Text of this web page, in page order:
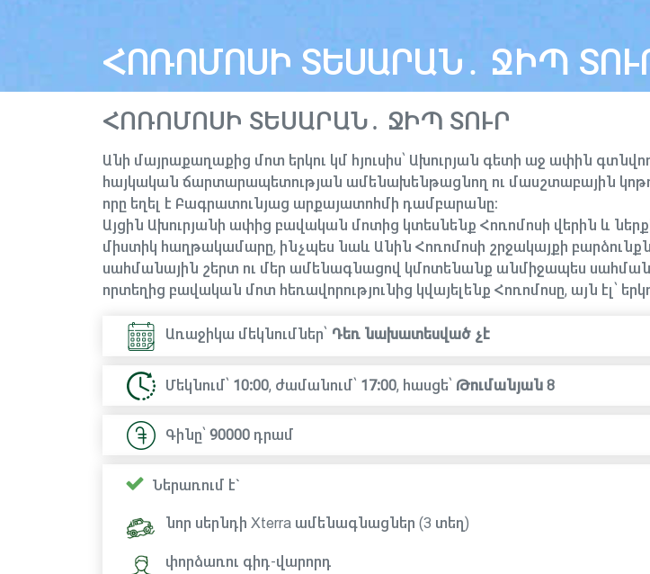
ՀՈՌՈՄՈՍԻ ՏԵՍԱՐԱՆ․ ՋԻՊ
ՀՈՌՈՄՈՍԻ ՏԵՍԱՐԱՆ․ ՋԻՊ ՏՈՒՐ
Անի մայրաքաղաքից մոտ երկու կմ հյուսիս՝ Ախուրյան գետի աջ ափին
հայկական ճարտարապետության ամենախենթացնող ու մասշտաբային
որը եղել է Բագրատունյաց արքայատոհմի դամբարանը։
Այցին Ախուրյանի ափից բավական մոտից կտեսնենք Հոռոմոսի վերին և
միստիկ հաղթակամարը, ինչպես նաև Անին Հոռոմոսի շրջակայքի
սահմանային շերտ ու մեր ամենագնացով կմոտենանք անմիջապես
որտեղից բավական մոտ հեռավորությունից կվայելենք Հոռոմոսը, այն էլ՝
Առաջիկա մեկնումներ՝ Դեռ նախատեսված չէ
Մեկնում՝ 10:00 ժամանում՝ 17:00 հասցե՝ Թումանյան 8
Գինը՝ 90000 դրամ
Ներառում է`
նոր սերնդի Xterra ամենագնացներ (3 տեղ)
փորձառու գիդ-վարորդ